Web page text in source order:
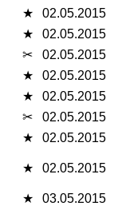
★
02.05.2015
★
02.05.2015
✂
02.05.2015
★
02.05.2015
★
02.05.2015
✂
02.05.2015
★
02.05.2015
★ 02.05.2015
★
03.05.2015